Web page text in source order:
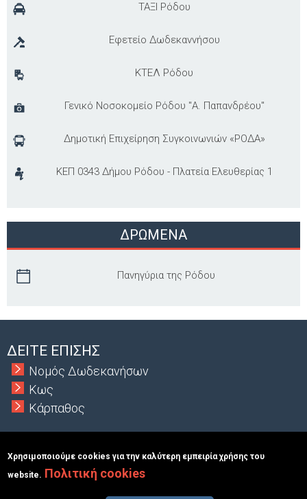
ΤΑΞΙ Ρόδου
Εφετείο Δωδεκαννήσου
ΚΤΕΛ Ρόδου
Γενικό Νοσοκομείο Ρόδου "Α. Παπανδρέου"
Δημοτική Επιχείρηση Συγκοινωνιών «ΡΟΔΑ»
ΚΕΠ 0343 Δήμου Ρόδου - Πλατεία Ελευθερίας 1
ΔΡΩΜΕΝΑ
Πανηγύρια της Ρόδου
ΔΕΙΤΕ ΕΠΙΣΗΣ
Νομός Δωδεκανήσων
Κως
Κάρπαθος
Copyright © 2026 MacInformationGroup ltd.
Χρησιμοποιούμε cookies για την καλύτερη εμπειρία χρήσης του
website. Πολιτική cookies